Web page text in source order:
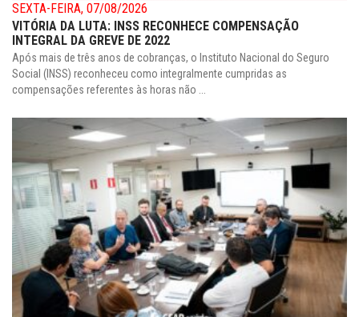
SEXTA-FEIRA, 07/08/2026
VITÓRIA DA LUTA: INSS RECONHECE COMPENSAÇÃO
INTEGRAL DA GREVE DE 2022
Após mais de três anos de cobranças, o Instituto Nacional do Seguro
Social (INSS) reconheceu como integralmente cumpridas as
compensações referentes às horas não ...